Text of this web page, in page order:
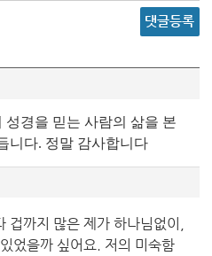
댓글등록
성경을 믿는 사람의 삶을 본
니다. 정말 감사합니다
까지 많은 제가 하나님없이,
었을까 싶어요. 저의 미숙함